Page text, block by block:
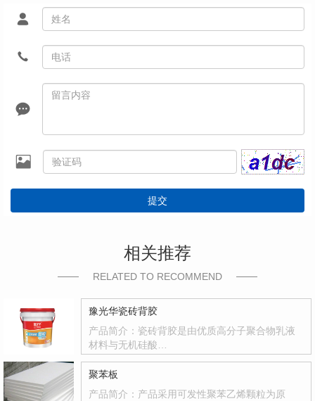
提交
相关推荐
RELATED TO RECOMMEND
豫光华瓷砖背胶
产品简介：瓷砖背胶是由优质高分子聚合物乳液
材料与无机硅酸…
聚苯板
产品简介：产品采用可发性聚苯乙烯颗粒为原